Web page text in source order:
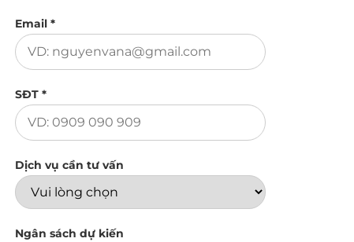
Email *
SĐT *
Dịch vụ cần tư vấn
Ngân sách dự kiến